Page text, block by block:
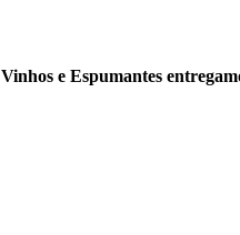
Vinhos e Espumantes